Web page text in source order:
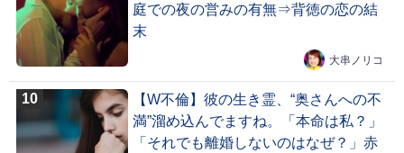
庭での夜の営みの有無⇒背徳の恋の結
末
大串ノリコ
【W不倫】彼の生き霊、“奥さんへの不
満”溜め込んでますね。「本命は私？」
「それでも離婚しないのはなぜ？」赤